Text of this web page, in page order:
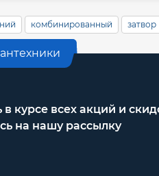
комбинированный затвор
в курсе всех акций и
на нашу рассылку